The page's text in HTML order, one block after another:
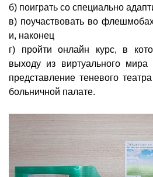
б) поиграть со специально
в) поучаствовать во
и, наконец
г) пройти онлайн курс, в
выходу из виртуального мира
представление теневого
больничной палате.